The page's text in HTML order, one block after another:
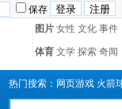
保存
图片 女性 文化 事件
体育 文学 探索 奇闻
热门搜索： 网页游戏 火箭